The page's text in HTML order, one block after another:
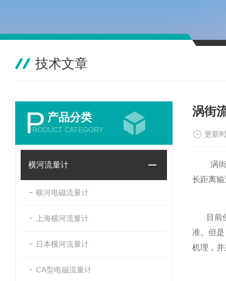
技术文章
P 产品分类
RODUCT CATEGORY
横河流量计
横河电磁流量计
上海横河流量计
日本横河流量计
CA型电磁流量计
涡街
更新
涡
长距离
目前
准。但
机理，